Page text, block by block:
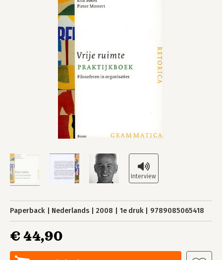
Paperback Nederlands 2008 1e druk 9789085065418
€ 44,90